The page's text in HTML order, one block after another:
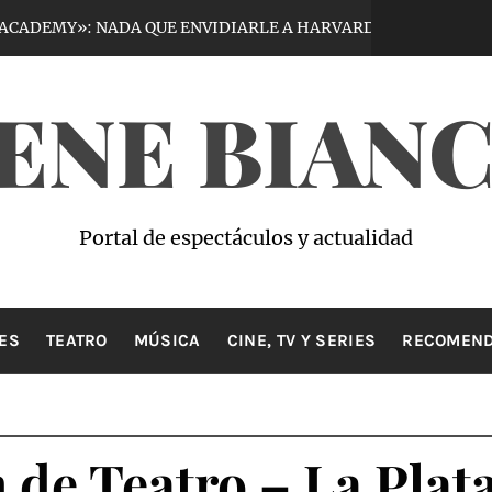
NADA QUE ENVIDIARLE A HARVARD 1 semana hace
Portal de espectáculos y actualidad
TEATRO MÚSICA CINE, TV Y SERIES